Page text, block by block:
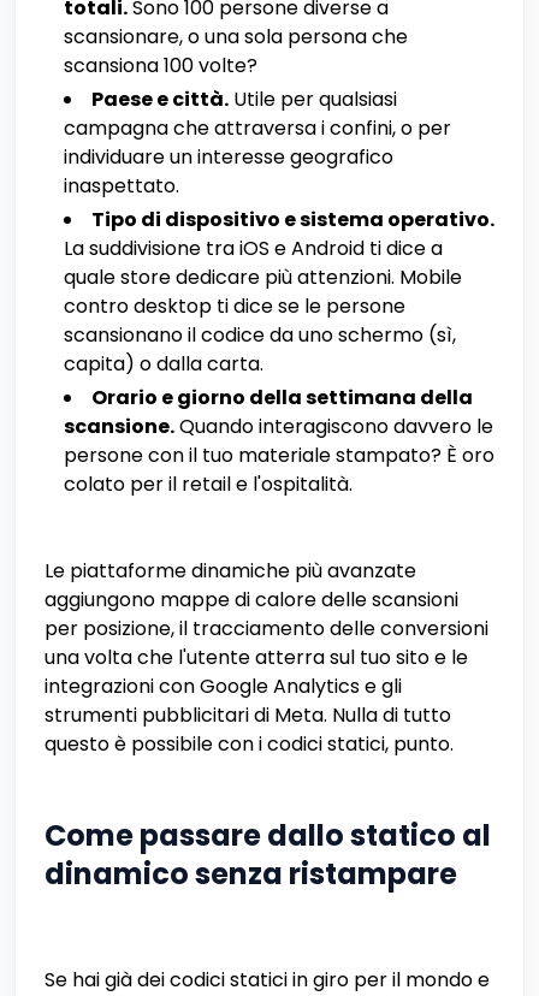
totali.Sono 100 persone diverse a
scansionare, o una sola persona che
scansiona 100 volte?
Paese e città. Utile per qualsiasi
campagna che attraversa i confini, o per
individuare un interesse geografico
inaspettato.
Tipo di dispositivo e sistema operativo.
La suddivisione tra iOS e Android ti dice a
quale store dedicare più attenzioni. Mobile
contro desktop ti dice se le persone
scansionano il codice da uno schermo (sì,
capita) o dalla carta.
Orario e giorno della settimana della
scansione.Quando interagiscono davvero le
persone con il tuo materiale stampato? È oro
colato per il retail e l'ospitalità.
Le piattaforme dinamiche più avanzate
aggiungono mappe di calore delle scansioni
per posizione, il tracciamento delle conversioni
una volta che l'utente atterra sul tuo sito e le
integrazioni con Google Analytics e gli
strumenti pubblicitari di Meta. Nulla di tutto
questo è possibile con i codici statici, punto.
Come passare dallo statico al
dinamico senza ristampare
Se hai già dei codici statici in giro per il mondo e